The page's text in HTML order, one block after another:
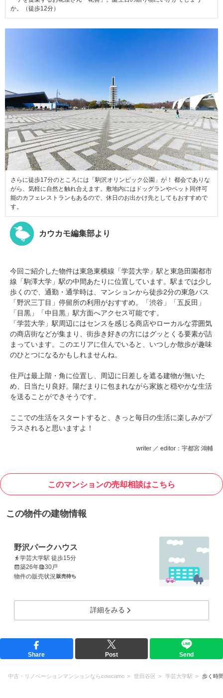
か。（徒歩12分）
さらに徒歩17分のところには「駒沢オリンピック公園」が！ 都会でありな
がら、気軽に自然と触れ合えます。敷地内にはドッグランやペット同伴可
能のカフェレストランもあるので、休日のお出かけ先としてもおすすめで
す。
カウカモ編集部より
今回ご紹介した物件は東急東横線「学芸大学」駅と東急田園都市
線「駒澤大学」駅の中間あたりに位置しています。駅までは少し
歩くので、通勤・通学時は、マンションから徒歩2分の東急バス
「野沢三丁目」停留所の利用がおすすめ。「渋谷」「五反田」
「目黒」「中目黒」駅方面へアクセス可能です。
「学芸大学」駅周辺にはセンスを感じる商店やローカルな雰囲気
の商店街などが集まり、街歩き好きの方にはグッとくる要素が詰
まっています。このエリアに住んでいると、いつしか散歩が趣味
のひとつになるかもしれませんね。
住戸は最上階・角に位置し、周辺に日差しを遮る建物が無いた
め、日当たり良好。陽だまりに包まれながら家族と穏やかな生活
を送ることができそうです。
ここでの生活をスタートすると、きっと毎日の生活に楽しみがプ
ラスされると思いますよ！
writer ／ editor：宇都宮 鴻輔
このマンションの売却相談はこちら
この物件の建物情報
野沢パークハウス
学芸大学駅 徒歩15分
築26年
30戸
物件の販売状況 販売待ち
詳細をみる
Share Post Send
中古・リノベーションマンションならcowcamo 世田谷区 学芸大学駅 歩く時